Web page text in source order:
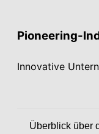
Pioneering-
Innovative
Überblick über